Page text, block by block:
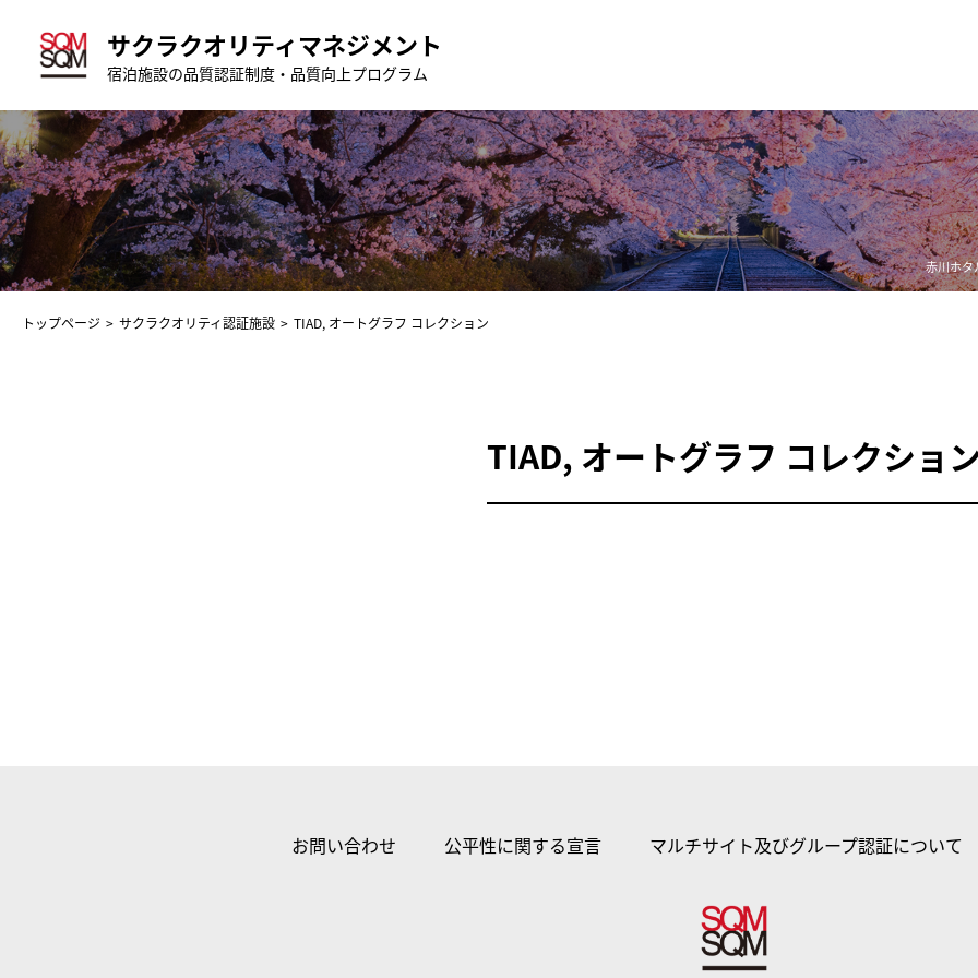
サクラクオリティマネジメント
宿泊施設の品質認証制度・品質向上プログラム
赤川ホタ
トップページ サクラクオリティ認証施設 TIAD, オートグラフ コレクション
TIAD, オートグラフ コレクション
お問い合わせ 公平性に関する宣言 マルチサイト及びグループ認証について